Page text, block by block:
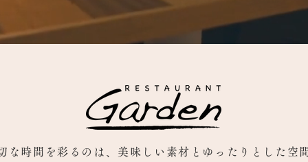
な時間を彩るのは、 美味しい素材とゆったりとした空